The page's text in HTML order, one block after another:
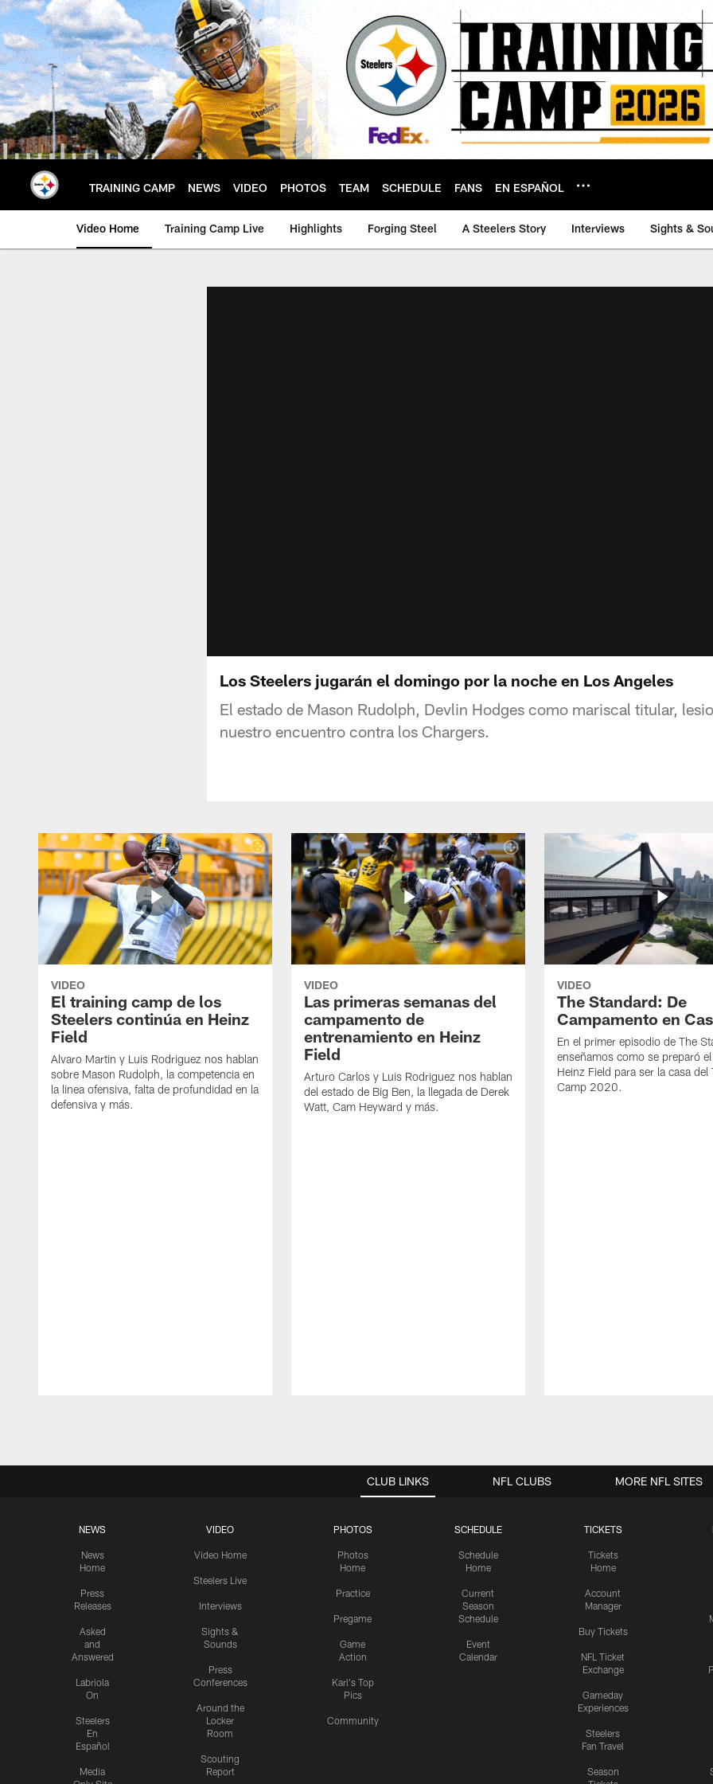
Skip
to
main
content
TRAINING CAMP NEWS VIDEO PHOTOS TEAM SCHEDULE FANS EN ESPAÑOL
Video Home Training Camp Live Highlights Forging Steel A Steelers Story Interviews Sights &
Los Steelers jugarán el domingo por la noche en Los Angeles
El estado de Mason Rudolph, Devlin Hodges como mariscal titular,
nuestro encuentro contra los Chargers.
VIDEO
El training camp de los
Steelers continúa en Heinz
Field
Alvaro Martin y Luis Rodriguez nos hablan
sobre Mason Rudolph, la competencia en
la linea ofensiva, falta de profundidad en la
defensiva y más.
VIDEO
Las primeras semanas del
campamento de
entrenamiento en Heinz
Field
Arturo Carlos y Luis Rodriguez nos hablan
del estado de Big Ben, la llegada de Derek
Watt, Cam Heyward y más.
VIDEO
The Standard: De
Campamento en
En el primer episodio de The
enseñamos como se preparó
Heinz Field para ser la casa del
Camp 2020.
CLUB LINKS
NEWS
News
Home
Press
Releases
Asked
and
Answered
Labriola
On
Steelers
En
Español
Media
VIDEO
Video Home
Steelers Live
Interviews
Sights &
Sounds
Press
Conferences
Around the
Locker
Room
Scouting
Report
PHOTOS
Photos
Home
Practice
Pregame
Game
Action
Karl's Top
Pics
Community
SCHEDULE
Schedule
Home
Current
Season
Schedule
Event
Calendar
TICKETS
Tickets
Home
Account
Manager
Buy Tickets
NFL Ticket
Exchange
Gameday
Experiences
Steelers
Fan Travel
Season
NFL CLUBS MORE NFL SITES